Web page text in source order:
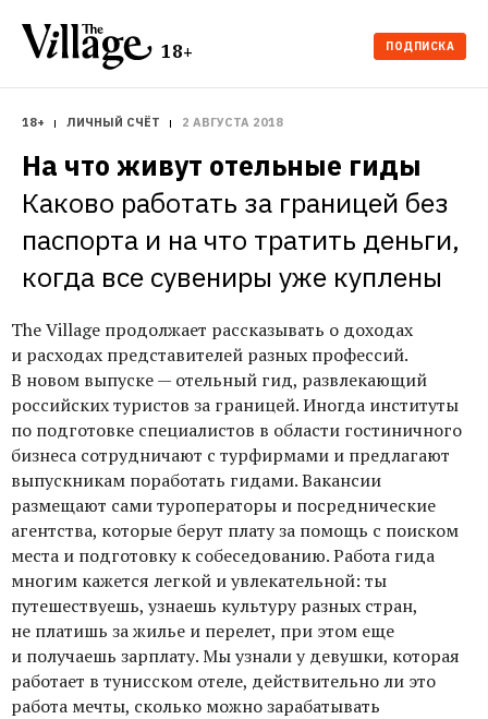
18+ ПОДПИСКА
18+ ЛИЧНЫЙ СЧЁТ 2 АВГУСТА 2018
На что живут отельные гиды
Каково работать за границей без
паспорта и на что тратить деньги,
когда все сувениры уже куплены
The Village продолжает рассказывать о доходах и расходах
представителей разных профессий. В новом выпуске —
отельный гид, развлекающий российских туристов
за границей. Иногда институты по подготовке специалистов
в области гостиничного бизнеса сотрудничают с турфирмами
и предлагают выпускникам поработать гидами. Вакансии
размещают сами туроператоры и посреднические агентства,
которые берут плату за помощь с поиском места и подготовку
к собеседованию. Работа гида многим кажется легкой и
увлекательной: ты путешествуешь, узнаешь культуру разных
стран, не платишь за жилье и перелет, при этом еще
и получаешь зарплату. Мы узнали у девушки, которая
работает в тунисском отеле, действительно ли это работа
мечты, сколько можно зарабатывать на продаже экскурсий
и на что тратить деньги за границей.